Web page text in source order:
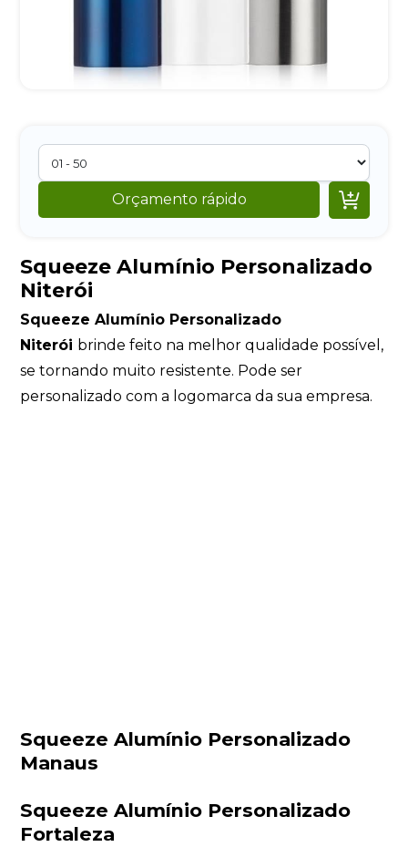
Orçamento rápido 
Squeeze Alumínio Personalizado
Niterói
Squeeze Alumínio Personalizado
Niterói brinde feito na melhor qualidade possível,
se tornando muito resistente. Pode ser
personalizado com a logomarca da sua empresa.
Squeeze Alumínio Personalizado
Manaus
Squeeze Alumínio Personalizado
Fortaleza